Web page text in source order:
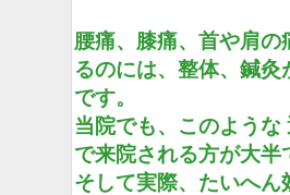
腰痛、膝痛、首や肩の
るのには、整体、鍼灸
です。
当院でも、このような
で来院される方が大半
そして実際、たいへん